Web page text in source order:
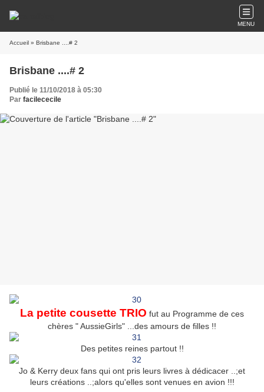
MENU
Accueil » Brisbane ....# 2
Brisbane ....# 2
Publié le 11/10/2018 à 05:30
Par facilececile
La petite cousette TRIO fut au Programme de ces
chères " AussieGirls" ...des amours de filles !!
Des petites reines partout !!
Jo & Kerry deux fans qui ont pris leurs livres à dédicacer ..;et
leurs créations ..;alors qu'elles sont venues en avion !!!